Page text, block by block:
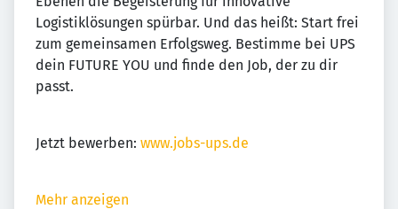
Logistiklösungen spürbar. Und das heißt: Start frei
zum gemeinsamen Erfolgsweg. Bestimme bei UPS
dein FUTURE YOU und finde den Job, der zu dir
passt.
Jetzt bewerben: www.jobs-ups.de
Mehr anzeigen